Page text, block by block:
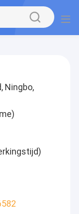
Ningbo,